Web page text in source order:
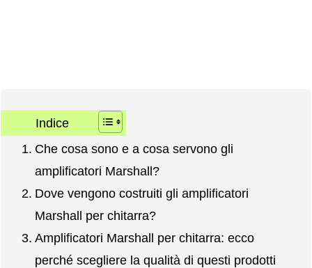
Indice
Che cosa sono e a cosa servono gli
amplificatori Marshall?
Dove vengono costruiti gli amplificatori
Marshall per chitarra?
Amplificatori Marshall per chitarra: ecco
perché scegliere la qualità di questi prodotti